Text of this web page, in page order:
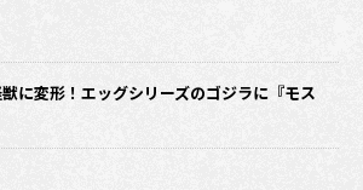
に変形！エッグシリーズのゴジラに『モス